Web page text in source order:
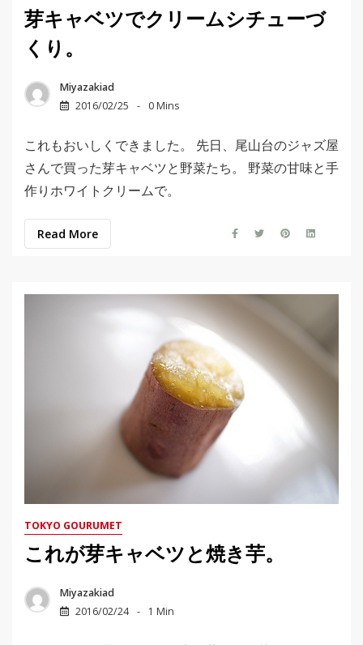
芽キャベツでクリームシチューづ
くり。
Miyazakiad
2016/02/25
0 Mins
これもおいしくできました。 先日、尾山台のジャズ屋
さんで買った芽キャベツと野菜たち。 野菜の甘味と手
作りホワイトクリームで。
Read More
TOKYO GOURUMET
これが芽キャベツと焼き芋。
Miyazakiad
2016/02/24
1 Min